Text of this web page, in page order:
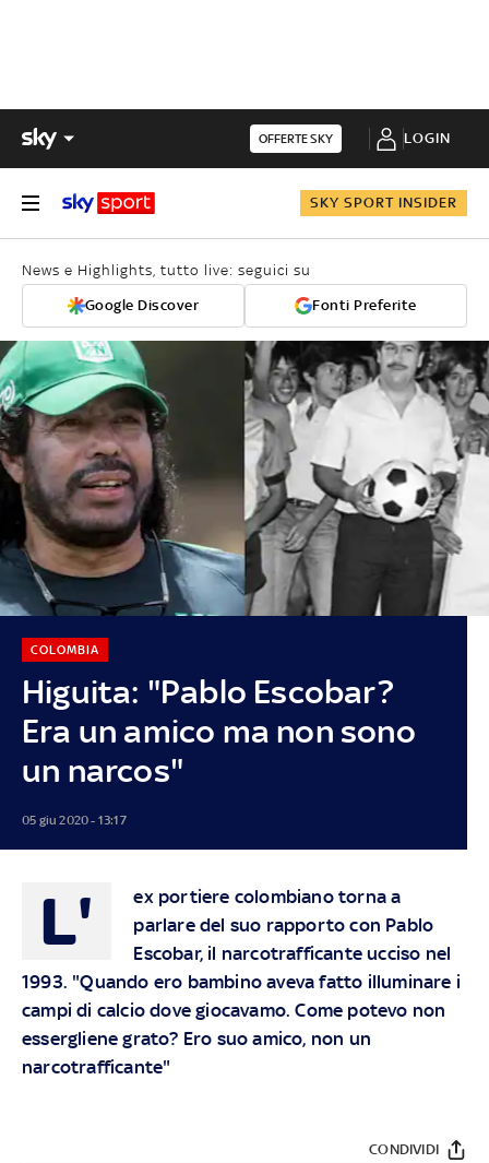
OFFERTE SKY LOGIN
SKY SPORT INSIDER
News e Highlights, tutto live: seguici su
Google Discover Fonti Preferite
Higuita: "Pablo Escobar?
Era un amico ma non sono
un narcos"
COLOMBIA
05 giu 2020 - 13:17
L'
ex portiere colombiano torna a
parlare del suo rapporto con Pablo
Escobar, il narcotrafficante ucciso nel
1993. "Quando ero bambino aveva fatto illuminare i
campi di calcio dove giocavamo. Come potevo non
essergliene grato? Ero suo amico, non un
narcotrafficante"
CONDIVIDI